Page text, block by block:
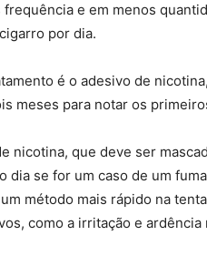
e em menos
por dia.
é o adesivo de
meses para notar os
nicotina, que deve ser
dia se for um caso de um
método mais rápido na
como a irritação e